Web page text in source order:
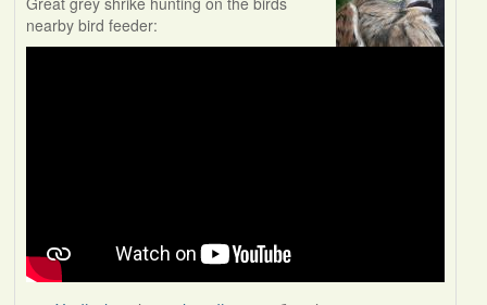
nearby bird feeder: